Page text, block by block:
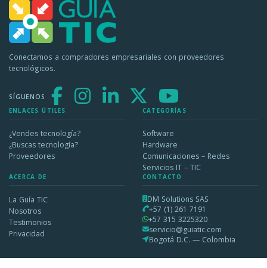
Conectamos a compradores empresariales con proveedores
tecnológicos.
SÍGUENOS
ENLACES ÚTILES
¿Vendes tecnología?
¿Buscas tecnología?
Proveedores
CATEGORÍAS
Software
Hardware
Comunicaciones – Redes
Servicios IT – TIC
ACERCA DE
La Guía TIC
Nosotros
Testimonios
Privacidad
CONTACTO
DM Solutions SAS
+57 (1) 261 7191
+57 315 3225320
servicio@guiatic.com
Bogotá D.C. — Colombia